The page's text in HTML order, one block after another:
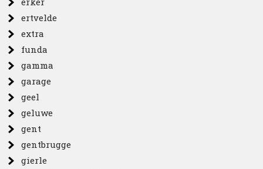
ertvelde
extra
funda
gamma
garage
geel
geluwe
gent
gentbrugge
gierle